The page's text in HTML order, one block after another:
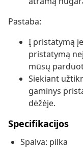
Pastaba:
Į pristatymą
pristatymą
mūsų
Siekiant
gaminys
dėžėje.
Specifikacijos
Spalva: pilka